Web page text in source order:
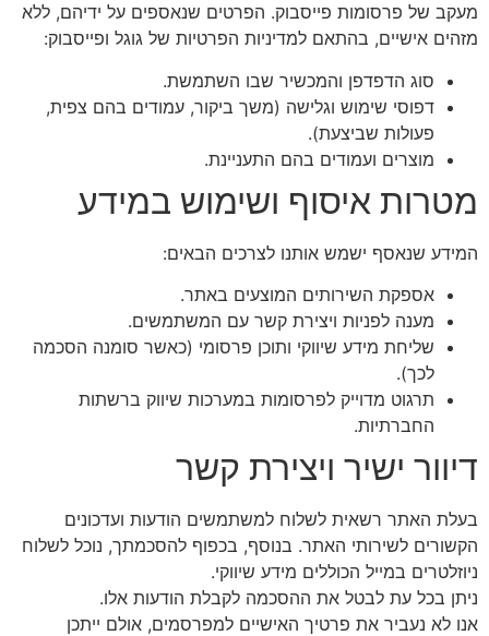
מעקב של פרסומות פייסבוק. הפרטים שנאספים על ידיהם, ללא
מזהים אישיים, בהתאם למדיניות הפרטיות של גוגל ופייסבוק:​
סוג הדפדפן והמכשיר שבו השתמשת.
דפוסי שימוש וגלישה (משך ביקור, עמודים בהם צפית,
פעולות שביצעת).
מוצרים ועמודים בהם התעניינת.
מטרות איסוף ושימוש במידע
המידע שנאסף ישמש אותנו לצרכים הבאים:​
אספקת השירותים המוצעים באתר.
מענה לפניות ויצירת קשר עם המשתמשים.
שליחת מידע שיווקי ותוכן פרסומי (כאשר סומנה הסכמה
לכך).
תרגוט מדוייק לפרסומות במערכות שיווק ברשתות
החברתיות.
דיוור ישיר ויצירת קשר
בעלת האתר רשאית לשלוח למשתמשים הודעות ועדכונים
הקשורים לשירותי האתר. בנוסף, בכפוף להסכמתך, נוכל לשלוח
ניוזלטרים במייל הכוללים מידע שיווקי.
ניתן בכל עת לבטל את ההסכמה לקבלת הודעות אלו.
אנו לא נעביר את פרטיך האישיים למפרסמים, אולם ייתכן